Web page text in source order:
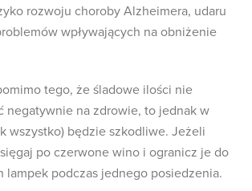
rozwoju choroby Alzheimera, udaru
wpływających na obniżenie
tego, że śladowe ilości nie
negatywnie na zdrowie, to jednak w
wszystko) będzie szkodliwe. Jeżeli
po czerwone wino i ogranicz je do
lampek podczas jednego posiedzenia.